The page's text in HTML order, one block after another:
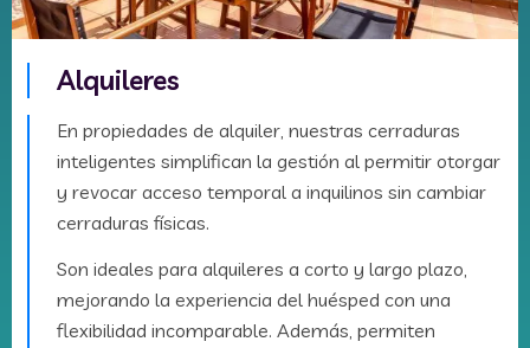
Alquileres
En propiedades de alquiler, nuestras cerraduras
inteligentes simplifican la gestión al permitir otorgar
y revocar acceso temporal a inquilinos sin cambiar
cerraduras físicas.
Son ideales para alquileres a corto y largo plazo,
mejorando la experiencia del huésped con una
flexibilidad incomparable. Además, permiten